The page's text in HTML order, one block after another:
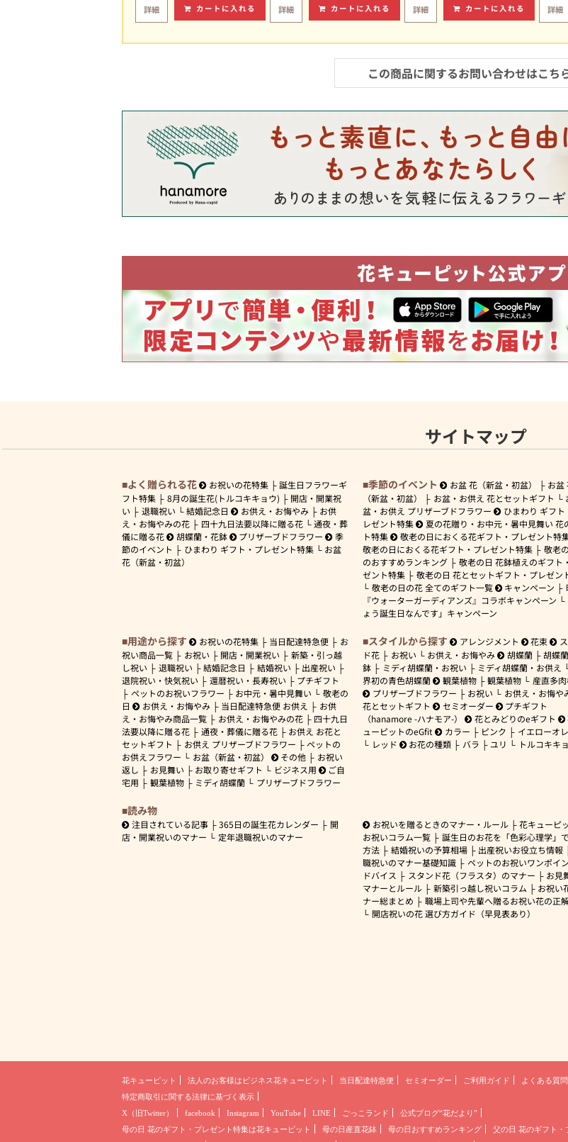
詳細 カートに入れる 詳細 カートに入れる 詳細 カートに入れる 詳細
この商品に関するお問い合わせはこち
サイトマップ
よく贈られる花 お祝いの花特集
誕生日フラワーギ
フト特集
8月の誕生花(トルコキキョウ)
開店・開業祝
い
退職祝い 結婚記念日 お供え・お悔やみ
お供
え・お悔やみの花
四十九日法要以降に贈る花
通夜・葬
儀に贈る花
胡蝶蘭・花鉢 プリザーブドフラワー
季
節のイベント
ひまわり ギフト・プレゼント特集
お盆
花（新盆・初盆）
季節のイベント お盆 花（新盆・初盆）
お盆
（新盆・初盆）
お盆・お供え 花とセットギフト
盆・お供え プリザーブドフラワー
ひまわり ギフト
レゼント特集
夏の花贈り・お中元・暑中見舞い 花
ト特集
敬老の日におくる花ギフト・プレゼント特
敬老の日におくる花ギフト・プレゼント特集
敬老
のおすすめランキング
敬老の日 花鉢植えのギフト
ゼント特集
敬老の日 花とセットギフト・プレゼン
敬老の日の花 全てのギフト一覧
キャンペーン
『ウォーターガーディアンズ』コラボキャンペーン
ょう誕生日なんです」キャンペーン
用途から探す お祝いの花特集 当日配達特急便
お
祝い商品一覧
お祝い 開店・開業祝い
新築・引っ越
し祝い
退職祝い 結婚記念日 結婚祝い
出産祝い
退院祝い・快気祝い
還暦祝い・長寿祝い
プチギフト
ペットのお祝いフラワー
お中元・暑中見舞い
敬老の
日
お供え・お悔やみ 当日配達特急便 お供え
お供
え・お悔やみ商品一覧
お供え・お悔やみの花
四十九日
法要以降に贈る花
通夜・葬儀に贈る花
お供え お花と
セットギフト
お供え プリザーブドフラワー
ペットの
お供えフラワー
お盆（新盆・初盆） その他
お祝い
返し
お見舞い お取り寄せギフト ビジネス用
ご自
宅用
観葉植物 ミディ胡蝶蘭 プリザーブドフラワー
スタイルから探す アレンジメント 花束
ド花
お祝い お供え・お悔やみ 胡蝶蘭
胡蝶
鉢
ミディ胡蝶蘭・お祝い ミディ胡蝶蘭・お供え
界初の青色胡蝶蘭
観葉植物 観葉植物
産直多
プリザーブドフラワー
お祝い
お供え・お悔や
花とセットギフト
セミオーダー
プチギフト
（hanamore -ハナモア-）
花とみどりのeギフト
ューピットのeGfit
カラー ピンク
イエローオ
レッド
お花の種類 バラ ユリ トルコキキ
読み物
注目されている記事 365日の誕生花カレンダー
開
店・開業祝いのマナー
定年退職祝いのマナー
お祝いを贈るときのマナー・ルール
花キューピ
お祝いコラム一覧
誕生日のお花を「色彩心理学」
方法
結婚祝いの予算相場 出産祝いお役立ち情報
職祝いのマナー基礎知識
ペットのお祝いワンポイ
ドバイス
スタンド花（フラスタ）のマナー
お見
マナーとルール
新築引っ越し祝いコラム
お祝い
ナー総まとめ
職場上司や先輩へ贈るお祝い花の正
開店祝いの花 選び方ガイド（早見表あり）
花キューピット 法人のお客様は ビジネス花キューピット 当日配達特急便 セミオーダー ご利用ガイド よくある質問
特定商取引に関する法律に基づく表示
X（旧Twitter）
facebook Instagram YouTube LINE ごっこランド
公式ブログ“花だより”
母の日 花のギフト・プレゼント 特集は花キューピット 母の日産直花鉢 母の日おすすめランキング
父の日 花のギフト・